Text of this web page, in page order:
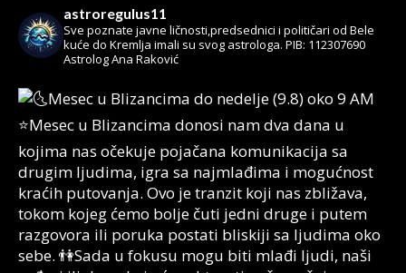
astroregulus11
Sve poznate javne ličnosti,predsednici i političari od Bele
kuće do Kremlja imali su svog astrologa. PIB: 112307690
Astrolog Ana Raković